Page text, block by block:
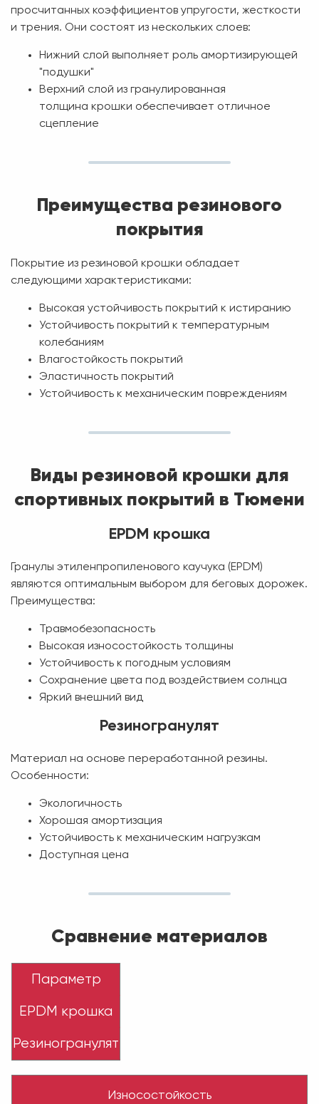
просчитанных коэффициентов упругости, жесткости
и трения. Они состоят из нескольких слоев:
Нижний слой выполняет роль амортизирующей
"подушки"
Верхний слой из гранулированная
толщина крошки обеспечивает отличное
сцепление
Преимущества резинового
покрытия
Покрытие из резиновой крошки обладает
следующими характеристиками:
Высокая устойчивость покрытий к истиранию
Устойчивость покрытий к температурным
колебаниям
Влагостойкость покрытий
Эластичность покрытий
Устойчивость к механическим повреждениям
Виды резиновой крошки для
спортивных покрытий в Тюмени
EPDM крошка
Гранулы этиленпропиленового каучука (EPDM)
являются оптимальным выбором для беговых дорожек.
Преимущества:
Травмобезопасность
Высокая износостойкость толщины
Устойчивость к погодным условиям
Сохранение цвета под воздействием солнца
Яркий внешний вид
Резиногранулят
Материал на основе переработанной резины.
Особенности:
Экологичность
Хорошая амортизация
Устойчивость к механическим нагрузкам
Доступная цена
Сравнение материалов
Параметр
EPDM крошка
Резиногранулят
Износостойкость